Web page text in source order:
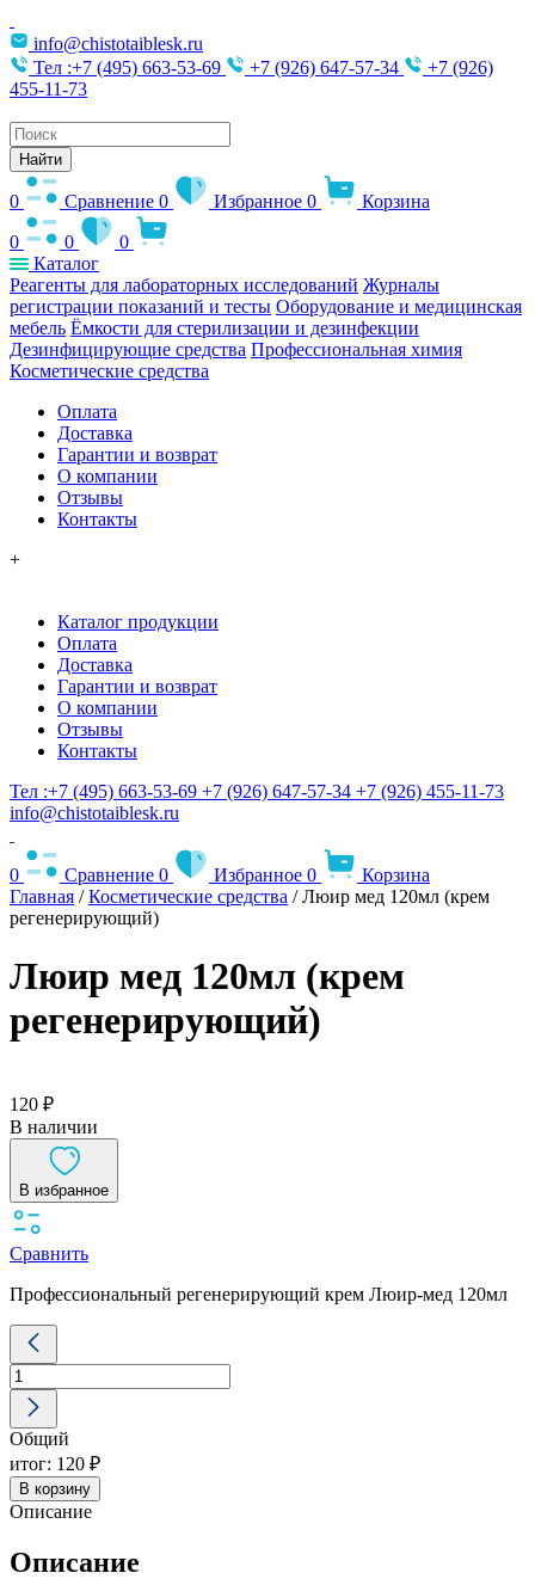
info@chistotaiblesk.ru
Тел :+7 (495) 663-53-69
+7 (926) 647-57-34
+7 (926)
455-11-73
Поиск
товаров
Найти
0 Сравнение 0 Избранное 0
Корзина
0
0
0
Каталог
Реагенты для лабораторных исследований Журналы
регистрации показаний и тесты Оборудование и медицинская
мебель Ёмкости для стерилизации и дезинфекции
Дезинфицирующие средства Профессиональная химия
Косметические средства
Оплата
Доставка
Гарантии и возврат
О компании
Отзывы
Контакты
+
Каталог продукции
Оплата
Доставка
Гарантии и возврат
О компании
Отзывы
Контакты
Тел :+7 (495) 663-53-69 +7 (926) 647-57-34 +7 (926) 455-11-73
info@chistotaiblesk.ru
0 Сравнение 0 Избранное 0
Корзина
Главная /Косметические средства / Люир мед 120мл (крем
регенерирующий)
Люир мед 120мл (крем
регенерирующий)
120 ₽
В наличии
В избранное
Сравнить
Профессиональный регенерирующий крем Люир-мед 120мл
Количество
товара
Люир
мед
120мл
(крем
регенерирующий)
Общий
итог: 120 ₽
В корзину
Описание
Описание